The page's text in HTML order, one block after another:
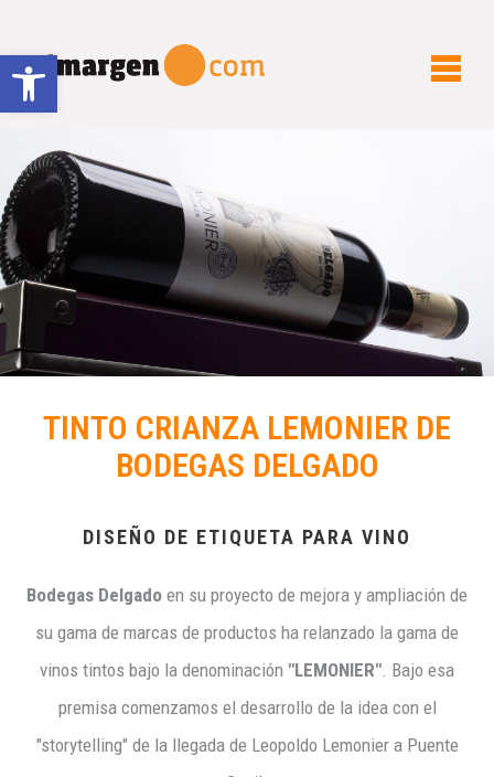
Abrir barra de herramientas
TINTO CRIANZA LEMONIER DE
BODEGAS DELGADO
DISEÑO DE ETIQUETA PARA VINO
Bodegas Delgado en su proyecto de mejora y ampliación de
su gama de marcas de productos ha relanzado la gama de
vinos tintos bajo la denominación "LEMONIER". Bajo esa
premisa comenzamos el desarrollo de la idea con el
"storytelling" de la llegada de Leopoldo Lemonier a Puente